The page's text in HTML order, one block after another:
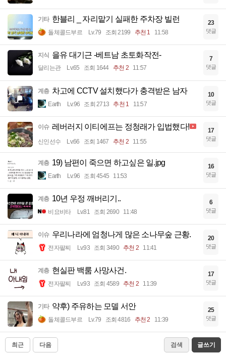
기타 한블리 _ 자리맡기 실패한 주차장 빌런
돌체콜드부르 Lv.79 조회 2199 추천 1 11:58
23
댓글
지식 을유 대기근 -베트남 초토화작전-
달리는관 Lv.65 조회 1644 추천 2 11:57
7
댓글
계층 차고에 CCTV 설치했다가 충격받은 남자
Earth Lv.96 조회 2713 추천 1 11:57
10
댓글
이슈 레버러지 이티에프는 정청래가 입법했다!
신인선수 Lv.66 조회 1467 추천 2 11:55
17
댓글
계층 19) 남편이 죽으면 하고싶은 일.jpg
Earth Lv.96 조회 4545 11:53
16
댓글
계층 10년 우정 깨버리기..
비요비타 Lv.81 조회 2690 11:48
6
댓글
이슈 우리나라에 엄청나게 많은 소나무숲 근황.
전자팔찌 Lv.93 조회 3490 추천 2 11:41
20
댓글
계층 현실판 백룸 사망사건.
전자팔찌 Lv.93 조회 4589 추천 2 11:39
17
댓글
기타 약후) 주유하는 모델 서안
돌체콜드부르 Lv.79 조회 4816 추천 2 11:39
25
댓글
최근 다음 검색 글쓰기